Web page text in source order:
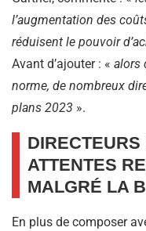
l’augmentation des
réduisent le pouvoir
Avant d’ajouter : « alors
norme, de nombreux
plans 2023 ».
ATTENTES
MALGRÉ LA
En plus de composer